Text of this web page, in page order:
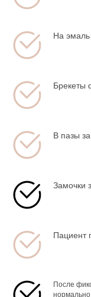
На эмаль
Брекеты
В пазы
Замочки
Пациент
После